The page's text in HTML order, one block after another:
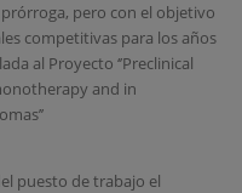
pero con el objetivo
competitivas para los años
al Proyecto ‘’Preclinical
and in
puesto de trabajo el